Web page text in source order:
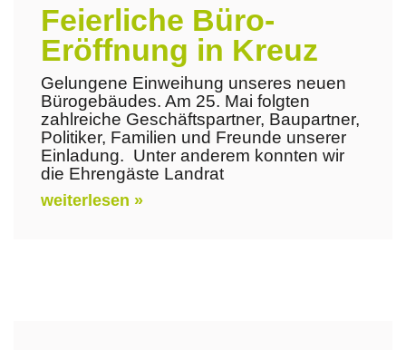
Feierliche Büro-
Eröffnung in Kreuz
Gelungene Einweihung unseres neuen
Bürogebäudes. Am 25. Mai folgten
zahlreiche Geschäftspartner, Baupartner,
Politiker, Familien und Freunde unserer
Einladung. Unter anderem konnten wir
die Ehrengäste Landrat
weiterlesen »